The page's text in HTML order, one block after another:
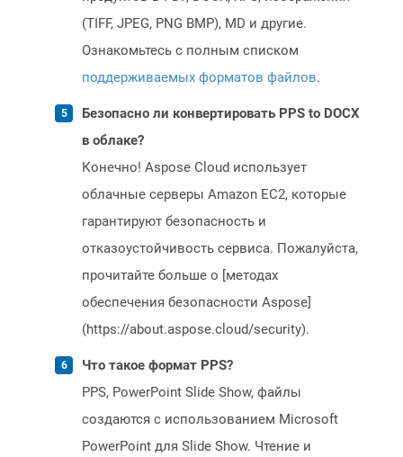
(TIFF, JPEG, PNG BMP), MD и другие.
Ознакомьтесь с полным списком
поддерживаемых форматов файлов.
Безопасно ли конвертировать PPS to DOCX
в облаке?
Конечно! Aspose Cloud использует
облачные серверы Amazon EC2, которые
гарантируют безопасность и
отказоустойчивость сервиса. Пожалуйста,
прочитайте больше о [методах
обеспечения безопасности Aspose]
(https://about.aspose.cloud/security).
Что такое формат PPS?
PPS, PowerPoint Slide Show, файлы
создаются с использованием Microsoft
PowerPoint для Slide Show. Чтение и